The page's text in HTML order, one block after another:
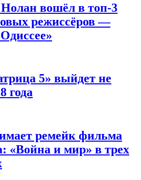
вошёл в топ-3
режиссёров —
5» выйдет не
года
ремейк фильма
«Война и мир» в трех